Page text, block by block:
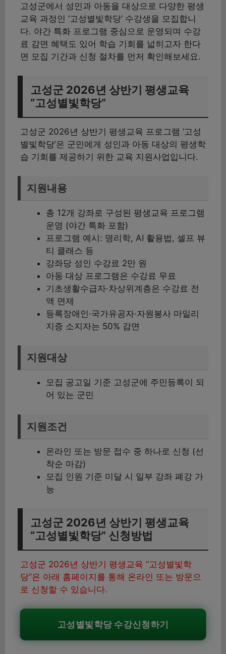
고성군에서 성인과 아동을 대상으로 다양한 평생
교육 과정인 ‘고성별빛학당’ 수강생을 모집합니
다. 야간 특화 프로그램 중심으로 운영되며 수강
료 감면 혜택도 있어 학습 기회를 넓히고자 한다
면 모집 기간과 신청 절차를 먼저 확인해보세요.
고성군 2026년 상반기 평생교육
“고성별빛학당”
고성군 2026년 상반기 평생교육 프로그램 ‘고성
별빛학당’은 군민에게 성인과 아동 대상의 평생학
습 기회를 제공하기 위한 교육 지원사업입니다.
지원내용
총 12개 강좌로 구성된 평생교육 프로그램
운영 (야간 특화 포함)
프로그램 예시: 명리학, AI 활용법, 셀프 뷰
티 클래스 등
강좌당 성인 수강료 2만 원
아동 대상 프로그램은 수강료 무료
기초생활수급자·차상위계층은 수강료 전
액 면제
등록장애인·국가유공자·자원봉사 마일리
지증 소지자는 50% 감면
지원대상
모집 공고일 기준 고성군에 주민등록이 되
어 있는 군민
지원조건
온라인 또는 방문 접수 중 하나로 신청 (선
착순 마감)
모집 인원 기준 미달 시 일부 강좌 폐강 가
능
고성군 2026년 상반기 평생교육
“고성별빛학당” 신청방법
고성군 2026년 상반기 평생교육 “고성별빛학
당”은 아래 홈페이지를 통해 온라인 또는 방문으
로 신청할 수 있습니다.
고성별빛학당 수강신청하기